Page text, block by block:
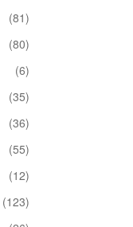
(81)
(80)
(6)
(35)
(36)
(55)
(12)
(123)